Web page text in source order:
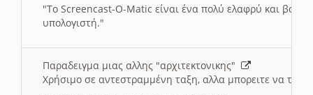
"To Screencast-O-Matic είναι ένα πολύ ελαφρύ και
υπολογιστή."
Παραδειγμα μιας αλλης "αρχιτεκτονικης"
Χρήσιμο σε αντεστραμμένη ταξη, αλλα μπορειτε να το